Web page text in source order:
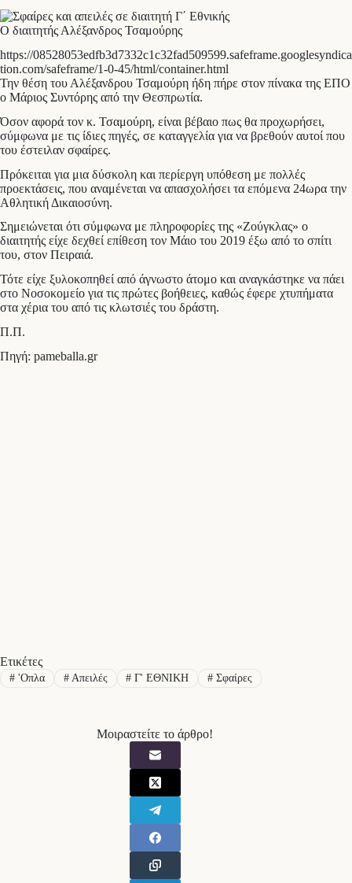
Ο διαιτητής Αλέξανδρος Τσαμούρης
https://08528053edfb3d7332c1c32fad509599.safeframe.googlesyndica
tion.com/safeframe/1-0-45/html/container.html
Την θέση του Αλέξανδρου Τσαμούρη ήδη πήρε στον πίνακα της ΕΠΟ
ο Μάριος Συντόρης από την Θεσπρωτία.
Όσον αφορά τον κ. Τσαμούρη, είναι βέβαιο πως θα προχωρήσει,
σύμφωνα με τις ίδιες πηγές, σε καταγγελία για να βρεθούν αυτοί που
του έστειλαν σφαίρες.
Πρόκειται για μια δύσκολη και περίεργη υπόθεση με πολλές
προεκτάσεις, που αναμένεται να απασχολήσει τα επόμενα 24ωρα την
Αθλητική Δικαιοσύνη.
Σημειώνεται ότι σύμφωνα με πληροφορίες της «Ζούγκλας» ο
διαιτητής είχε δεχθεί επίθεση τον Μάιο του 2019 έξω από το σπίτι
του, στον Πειραιά.
Τότε είχε ξυλοκοπηθεί από άγνωστο άτομο και αναγκάστηκε να πάει
στο Νοσοκομείο για τις πρώτες βοήθειες, καθώς έφερε χτυπήματα
στα χέρια του από τις κλωτσιές του δράστη.
Π.Π.
Πηγή: pameballa.gr
Ετικέτες
#'Οπλα #Απειλές # Γ' ΕΘΝΙΚΗ # Σφαίρες
Μοιραστείτε το άρθρο!